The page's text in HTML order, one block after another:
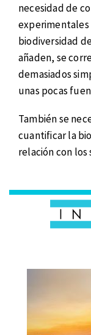
necesidad de
experimentales
biodiversidad
añaden, se
demasiados
unas pocas
También se
cuantificar la
relación con